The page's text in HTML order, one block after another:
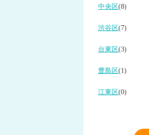
中央区(8)
渋谷区(7)
台東区(3)
豊島区(1)
江東区(0)